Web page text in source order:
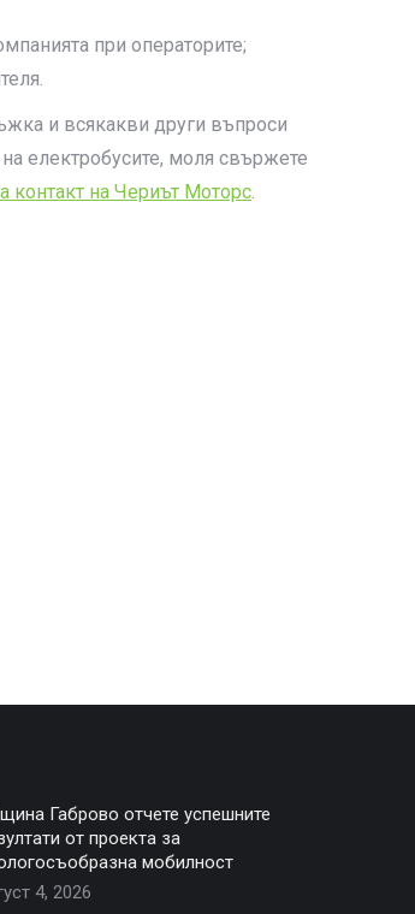
при операторите;
и всякакви други въпроси
електробусите, моля свържете
контакт на Чериът Моторс.
Габрово отчете успешните
от проекта за
мобилност
4, 2026